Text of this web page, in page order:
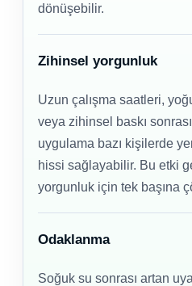
dönüşebilir.
Zihinsel yorgunluk
Uzun çalışma saatleri,
veya zihinsel baskı
uygulama bazı kişilerde
hissi sağlayabilir. Bu etki
yorgunluk için tek başına
Odaklanma
Soğuk su sonrası artan